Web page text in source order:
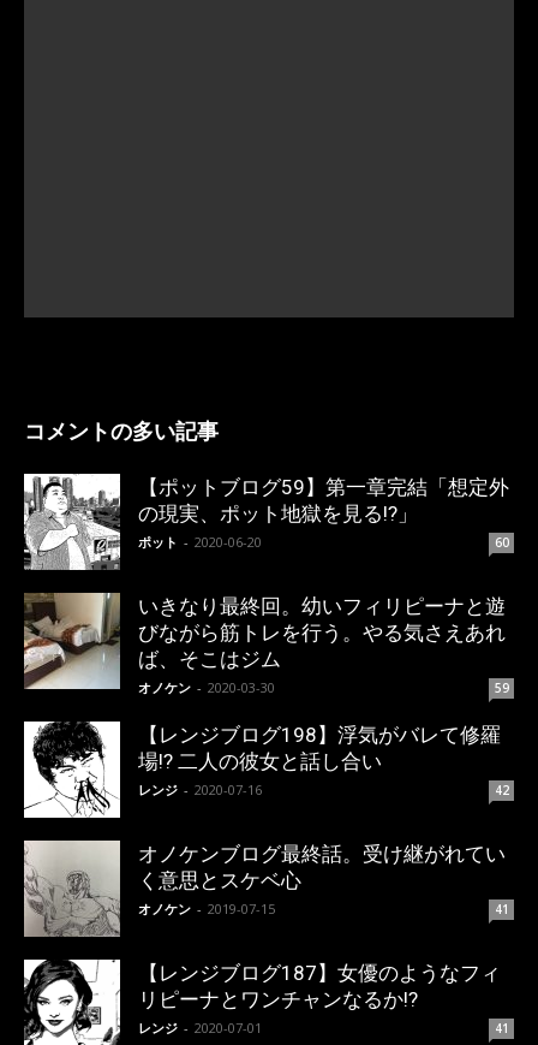
コメントの多い記事
【ポットブログ59】第一章完結「想定外
の現実、ポット地獄を見る!?」
ポット - 2020-06-20 60
いきなり最終回。幼いフィリピーナと遊
びながら筋トレを行う。やる気さえあれ
ば、そこはジム
オノケン - 2020-03-30 59
【レンジブログ198】浮気がバレて修羅
場!? 二人の彼女と話し合い
レンジ - 2020-07-16 42
オノケンブログ最終話。受け継がれてい
く意思とスケベ心
オノケン - 2019-07-15 41
【レンジブログ187】女優のようなフィ
リピーナとワンチャンなるか!?
レンジ - 2020-07-01 41